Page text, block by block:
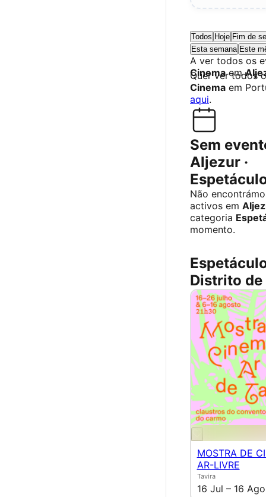
Todos Hoje Fim de
Esta semana Este
A ver todos os
Cinemaem
Quer ver todos
Cinema em
aqui.
Sem
Aljezur ·
Não
activos em
categoria
momento.
Distrito de
MOSTRA DE
AR-LIVRE
Tavira
16 Jul – 16 Ago